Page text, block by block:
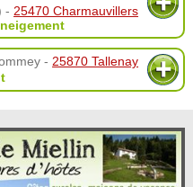
- 25470 Charmauvillers
- 25870 Tallenay